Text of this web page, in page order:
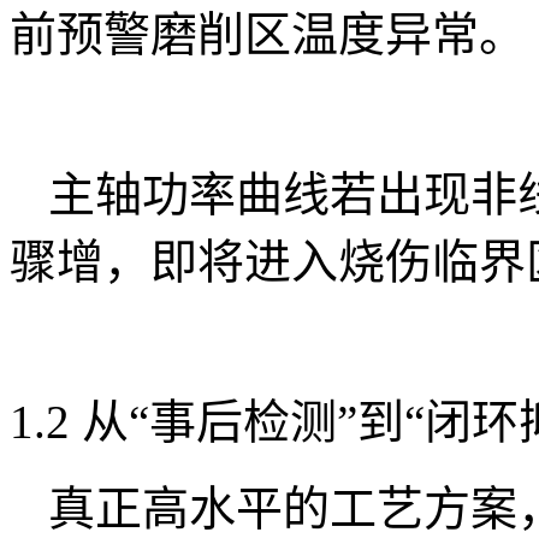
前预警磨削区温度异常。
主轴功率曲线若出现
骤增，即将进入烧伤临界
1.2 从“事后检测”到“闭环
真正高水平的工艺方